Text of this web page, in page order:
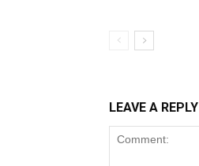
LEAVE A REPLY